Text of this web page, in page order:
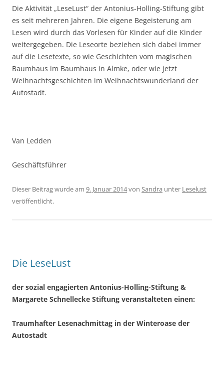
Die Aktivität „LeseLust“ der Antonius-Holling-Stiftung gibt
es seit mehreren Jahren. Die eigene Begeisterung am
Lesen wird durch das Vorlesen für Kinder auf die Kinder
weitergegeben. Die Leseorte beziehen sich dabei immer
auf die Lesetexte, so wie Geschichten vom magischen
Baumhaus im Baumhaus in Almke, oder wie jetzt
Weihnachtsgeschichten im Weihnachtswunderland der
Autostadt.
Van Ledden
Geschäftsführer
Dieser Beitrag wurde am 9. Januar 2014von Sandra unter Leselust
veröffentlicht.
Die LeseLust
der sozial engagierten Antonius-Holling-Stiftung &
Margarete Schnellecke Stiftung veranstalteten einen:
Traumhafter Lesenachmittag in der Winteroase der
Autostadt